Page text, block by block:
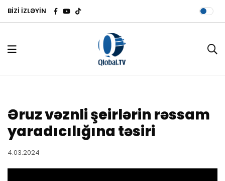
BİZİ İZLƏYİN
Əruz vəznli şeirlərin rəssam
yaradıcılığına təsiri
4.03.2024